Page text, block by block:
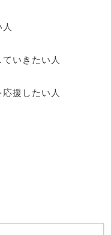
いきたい人
援したい人